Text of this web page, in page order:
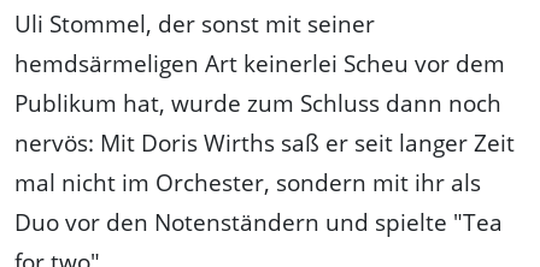
Uli Stommel, der sonst mit seiner
hemdsärmeligen Art keinerlei Scheu vor dem
Publikum hat, wurde zum Schluss dann noch
nervös: Mit Doris Wirths saß er seit langer Zeit
mal nicht im Orchester, sondern mit ihr als
Duo vor den Notenständern und spielte "Tea